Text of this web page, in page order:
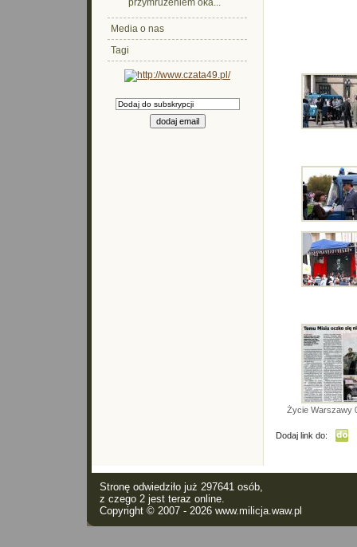
przymrużeniem oka...
Media o nas
Tagi
Życie Warszawy
Dodaj link do:
Stronę odwiedziło już 297641 osób,
z czego 2 jest teraz online.
Copyright © 2007 - 2026 www.milicja.waw.pl